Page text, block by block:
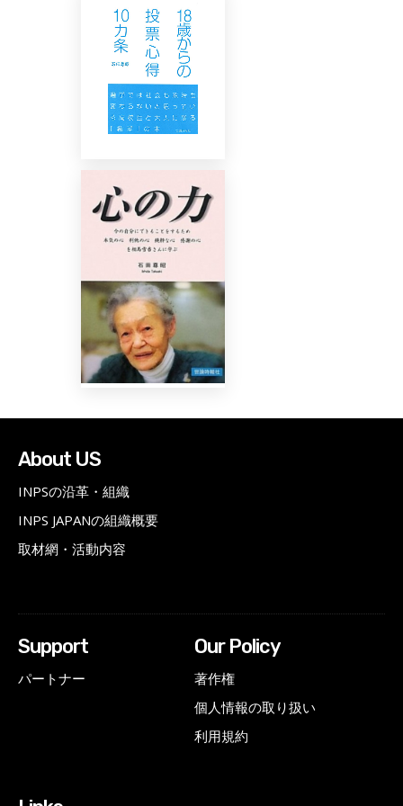
About US
INPSの沿革・組織
INPS JAPANの組織概要
取材網・活動内容
Support
パートナー
Our Policy
著作権
個人情報の取り扱い
利用規約